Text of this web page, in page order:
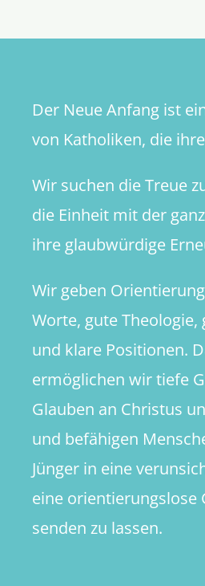
Der Neue Anfang ist
von Katholiken, die
Wir suchen die Treue
die Einheit mit der
ihre glaubwürdige
Wir geben
Worte, gute Theologie,
und klare Positionen.
ermöglichen wir tiefe
Glauben an Christus
und befähigen
Jünger in eine
eine orientierungslose
senden zu lassen.